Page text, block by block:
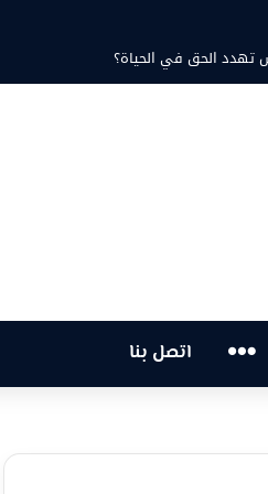
الحق في الحياة؟
… اتصل بنا